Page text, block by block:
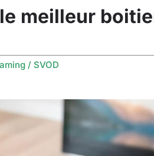
meilleur
/ SVOD